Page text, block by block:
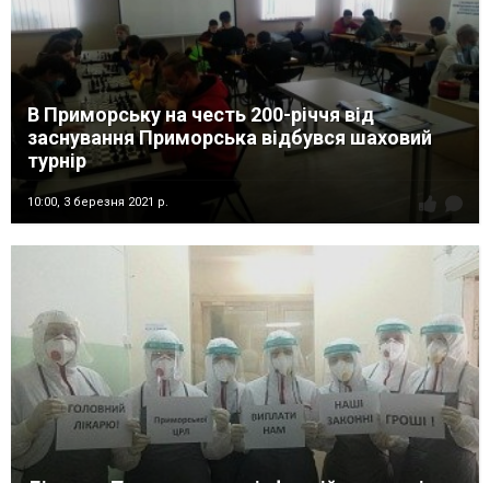
В Приморську на честь 200-річчя від
заснування Приморська відбувся шаховий
турнір
10:00, 3 березня 2021 р.